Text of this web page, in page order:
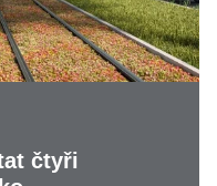
čtyři